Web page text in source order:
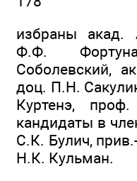
избраны акад.
Ф.Ф.
Соболевский,
доц. П.Н.
Куртенэ,
кандидаты в
С.К. Булич,
Н.К. Кульман.